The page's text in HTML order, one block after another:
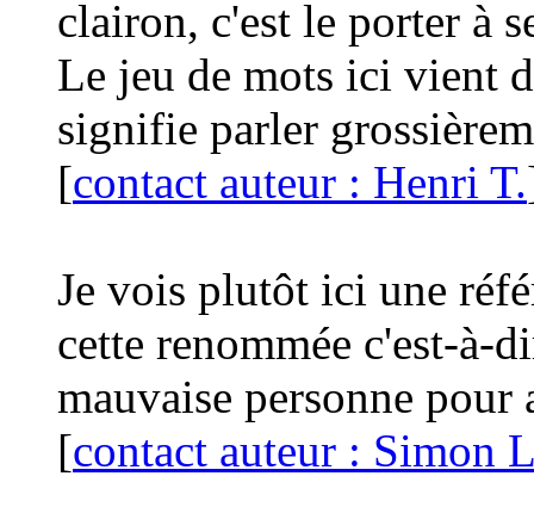
clairon, c'est le porter à
Le jeu de mots ici vient
signifie parler
[contact auteur : Henri T.
Je vois plutôt ici une
cette renommée c'est-à-
mauvaise personne
[contact auteur : Simon